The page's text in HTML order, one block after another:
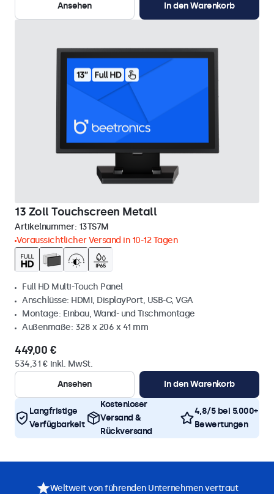
Ansehen
In den Warenkorb
13 Zoll Touchscreen Metall
Artikelnummer: 13TS7M
Voraussichtlicher Versand in 10-12 Tagen
Full HD Multi-Touch Panel
Anschlüsse: HDMI, DisplayPort, USB-C, VGA
Montage: Einbau, Wand- und Tischmontage
Außenmaße: 328 x 206 x 41 mm
449,00 €
534,31 € inkl. MwSt.
Ansehen
In den Warenkorb
Langfristige
Verfügbarkeit
Kostenloser
Versand &
Rückversand
4,8/5 bei 5.000+
Bewertungen
Weltweit von führenden Unternehmen vertraut